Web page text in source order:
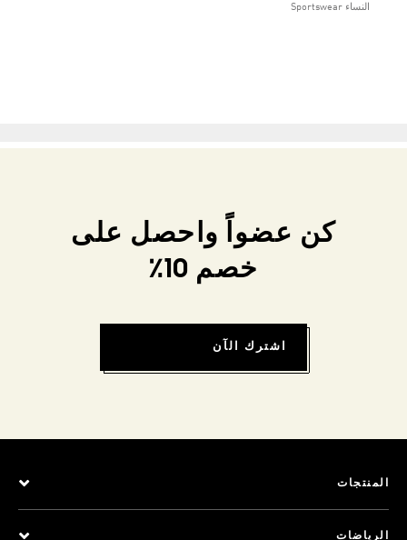
النساء Sportswear
كن عضواً واحصل على
خصم 10٪
اشترك الآن
المنتجات
الرياضات